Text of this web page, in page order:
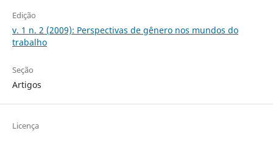
Edição
v. 1 n. 2 (2009): Perspectivas de gênero nos mundos do
trabalho
Seção
Artigos
Licença